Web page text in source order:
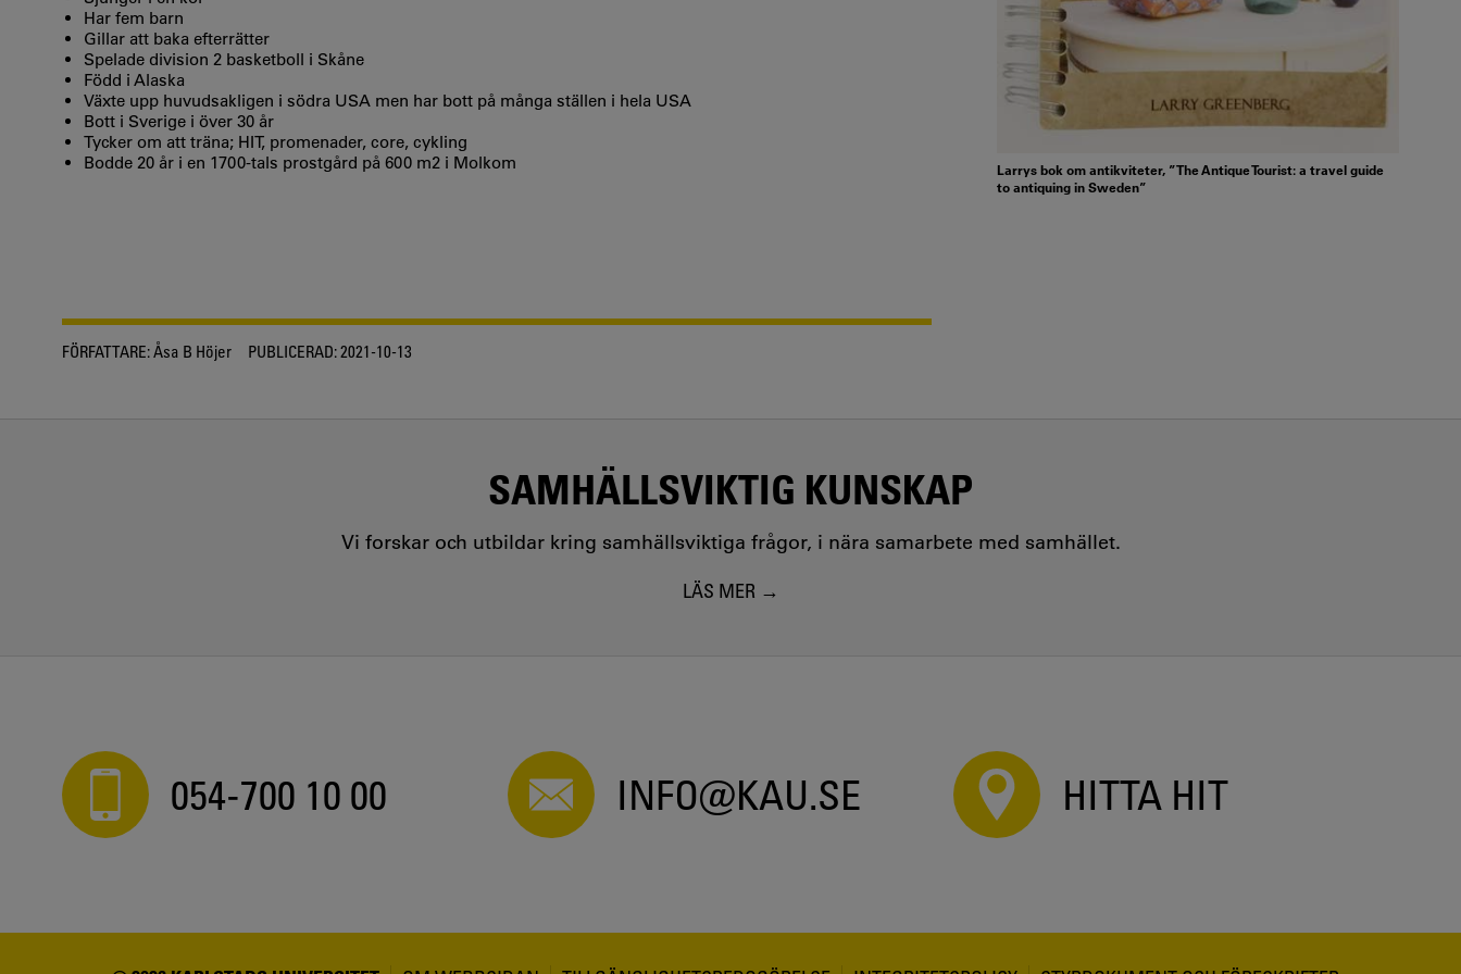
Har fem barn
Gillar att baka efterrätter
Spelade division 2 basketboll i Skåne
Född i Alaska
Växte upp huvudsakligen i södra USA men har bott på många ställen i hela USA
Bott i Sverige i över 30 år
Tycker om att träna; HIT, promenader, core, cykling
Bodde 20 år i en 1700-tals prostgård på 600 m2 i Molkom
FÖRFATTARE:Åsa B Höjer PUBLICERAD:2021-10-13
Larrys bok om antikviteter, ”The Antique Tourist: a travel guide
to antiquing in Sweden”
SAMHÄLLSVIKTIG KUNSKAP
Vi forskar och utbildar kring samhällsviktiga frågor, i nära samarbete med samhället.
LÄS MER
054-700 10 00 INFO@KAU.SE HITTA HIT